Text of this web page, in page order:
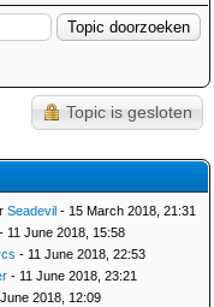
Topic is gesloten
Seadevil - 15 March 2018, 21:31
- 11 June 2018, 15:58
- 11 June 2018, 22:53
- 11 June 2018, 23:21
2018, 12:09